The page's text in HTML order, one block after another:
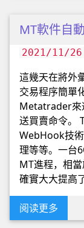
MT軟件自
2021/11/26
這幾天在將外
交易程序簡單
Metatrader來
送買賣命令。
WebHook技
理等等。一台
MT進程，相
確實大大提高
阅读更多